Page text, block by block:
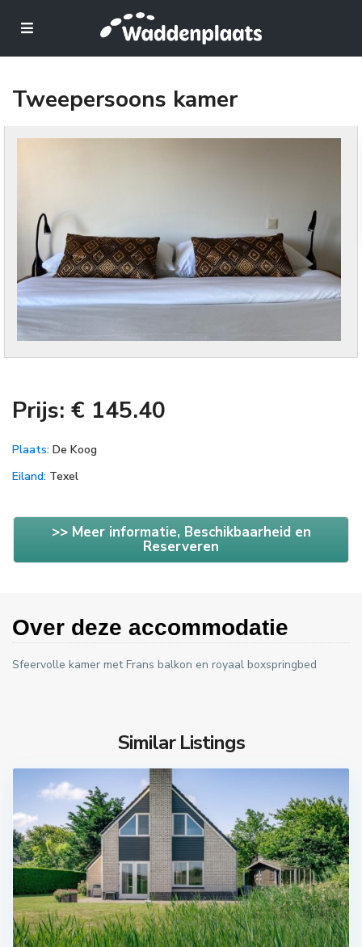
Tweepersoons kamer
Prijs: € 145.40
Plaats: De Koog
Eiland: Texel
>> Meer informatie, Beschikbaarheid en
Reserveren
Over deze accommodatie
Sfeervolle kamer met Frans balkon en royaal boxspringbed
Similar Listings